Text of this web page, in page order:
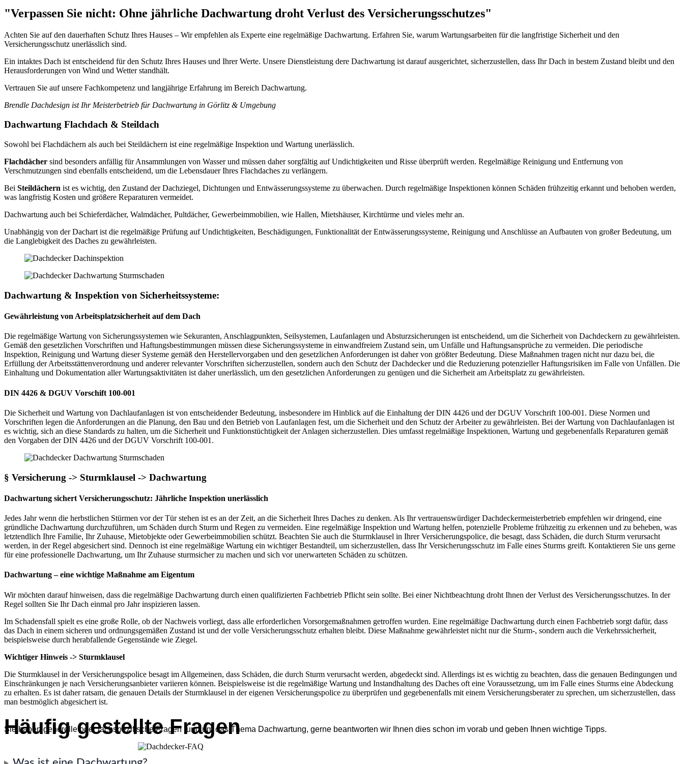
"Verpassen Sie nicht: Ohne jährliche Dachwartung droht Verlust des Versicherungsschutzes"
Achten Sie auf den dauerhaften Schutz Ihres Hauses – Wir empfehlen als Experte eine regelmäßige Dachwartung. Erfahren Sie, warum Wartungsarbeiten für die langfristige Sicherheit und den
Versicherungsschutz unerlässlich sind.
Ein intaktes Dach ist entscheidend für den Schutz Ihres Hauses und Ihrer Werte. Unsere Dienstleistung dere Dachwartung ist darauf ausgerichtet, sicherzustellen, dass Ihr Dach in bestem Zustand bleibt und den
Herausforderungen von Wind und Wetter standhält.
Vertrauen Sie auf unsere Fachkompetenz und langjährige Erfahrung im Bereich Dachwartung.
Brendle Dachdesign ist Ihr Meisterbetrieb für Dachwartung in Görlitz & Umgebung
Dachwartung Flachdach & Steildach
Sowohl bei Flachdächern als auch bei Steildächern ist eine regelmäßige Inspektion und Wartung unerlässlich.
Flachdächer sind besonders anfällig für Ansammlungen von Wasser und müssen daher sorgfältig auf Undichtigkeiten und Risse überprüft werden. Regelmäßige Reinigung und Entfernung von
Verschmutzungen sind ebenfalls entscheidend, um die Lebensdauer Ihres Flachdaches zu verlängern.
Bei Steildächern ist es wichtig, den Zustand der Dachziegel, Dichtungen und Entwässerungssysteme zu überwachen. Durch regelmäßige Inspektionen können Schäden frühzeitig erkannt und behoben werden,
was langfristig Kosten und größere Reparaturen vermeidet.
Dachwartung auch bei Schieferdächer, Walmdächer, Pultdächer, Gewerbeimmobilien, wie Hallen, Mietshäuser, Kirchtürme und vieles mehr an.
Unabhängig von der Dachart ist die regelmäßige Prüfung auf Undichtigkeiten, Beschädigungen, Funktionalität der Entwässerungssysteme, Reinigung und Anschlüsse an Aufbauten von großer Bedeutung, um
die Langlebigkeit des Daches zu gewährleisten.
Dachwartung & Inspektion von Sicherheitssysteme:
Gewährleistung von Arbeitsplatzsicherheit auf dem Dach
Die regelmäßige Wartung von Sicherungssystemen wie Sekuranten, Anschlagpunkten, Seilsystemen, Laufanlagen und Absturzsicherungen ist entscheidend, um die Sicherheit von Dachdeckern zu gewährleisten.
Gemäß den gesetzlichen Vorschriften und Haftungsbestimmungen müssen diese Sicherungssysteme in einwandfreiem Zustand sein, um Unfälle und Haftungsansprüche zu vermeiden. Die periodische
Inspektion, Reinigung und Wartung dieser Systeme gemäß den Herstellervorgaben und den gesetzlichen Anforderungen ist daher von größter Bedeutung. Diese Maßnahmen tragen nicht nur dazu bei, die
Erfüllung der Arbeitsstättenverordnung und anderer relevanter Vorschriften sicherzustellen, sondern auch den Schutz der Dachdecker und die Reduzierung potenzieller Haftungsrisiken im Falle von Unfällen. Die
Einhaltung und Dokumentation aller Wartungsaktivitäten ist daher unerlässlich, um den gesetzlichen Anforderungen zu genügen und die Sicherheit am Arbeitsplatz zu gewährleisten.
DIN 4426 & DGUV Vorschift 100-001
Die Sicherheit und Wartung von Dachlaufanlagen ist von entscheidender Bedeutung, insbesondere im Hinblick auf die Einhaltung der DIN 4426 und der DGUV Vorschrift 100-001. Diese Normen und
Vorschriften legen die Anforderungen an die Planung, den Bau und den Betrieb von Laufanlagen fest, um die Sicherheit und den Schutz der Arbeiter zu gewährleisten. Bei der Wartung von Dachlaufanlagen ist
es wichtig, sich an diese Standards zu halten, um die Sicherheit und Funktionstüchtigkeit der Anlagen sicherzustellen. Dies umfasst regelmäßige Inspektionen, Wartung und gegebenenfalls Reparaturen gemäß
den Vorgaben der DIN 4426 und der DGUV Vorschrift 100-001.
§ Versicherung -> Sturmklausel -> Dachwartung
Dachwartung sichert Versicherungsschutz: Jährliche Inspektion unerlässlich
Jedes Jahr wenn die herbstlichen Stürmen vor der Tür stehen ist es an der Zeit, an die Sicherheit Ihres Daches zu denken. Als Ihr vertrauenswürdiger Dachdeckermeisterbetrieb empfehlen wir dringend, eine
gründliche Dachwartung durchzuführen, um Schäden durch Sturm und Regen zu vermeiden. Eine regelmäßige Inspektion und Wartung helfen, potenzielle Probleme frühzeitig zu erkennen und zu beheben, was
letztendlich Ihre Familie, Ihr Zuhause, Mietobjekte oder Gewerbeimmobilien schützt. Beachten Sie auch die Sturmklausel in Ihrer Versicherungspolice, die besagt, dass Schäden, die durch Sturm verursacht
werden, in der Regel abgesichert sind. Dennoch ist eine regelmäßige Wartung ein wichtiger Bestandteil, um sicherzustellen, dass Ihr Versicherungsschutz im Falle eines Sturms greift. Kontaktieren Sie uns gerne
für eine professionelle Dachwartung, um Ihr Zuhause sturmsicher zu machen und sich vor unerwarteten Schäden zu schützen.
Dachwartung – eine wichtige Maßnahme am Eigentum
Wir möchten darauf hinweisen, dass die regelmäßige Dachwartung durch einen qualifizierten Fachbetrieb Pflicht sein sollte. Bei einer Nichtbeachtung droht Ihnen der Verlust des Versicherungsschutzes. In der
Regel sollten Sie Ihr Dach einmal pro Jahr inspizieren lassen.
Im Schadensfall spielt es eine große Rolle, ob der Nachweis vorliegt, dass alle erforderlichen Vorsorgemaßnahmen getroffen wurden. Eine regelmäßige Dachwartung durch einen Fachbetrieb sorgt dafür, dass
das Dach in einem sicheren und ordnungsgemäßen Zustand ist und der volle Versicherungsschutz erhalten bleibt. Diese Maßnahme gewährleistet nicht nur die Sturm-, sondern auch die Verkehrssicherheit,
beispielsweise durch herabfallende Gegenstände wie Ziegel.
Wichtiger Hinweis -> Sturmklausel
Die Sturmklausel in der Versicherungspolice besagt im Allgemeinen, dass Schäden, die durch Sturm verursacht werden, abgedeckt sind. Allerdings ist es wichtig zu beachten, dass die genauen Bedingungen und
Einschränkungen je nach Versicherungsanbieter variieren können. Beispielsweise ist die regelmäßige Wartung und Instandhaltung des Daches oft eine Voraussetzung, um im Falle eines Sturms eine Abdeckung
zu erhalten. Es ist daher ratsam, die genauen Details der Sturmklausel in der eigenen Versicherungspolice zu überprüfen und gegebenenfalls mit einem Versicherungsberater zu sprechen, um sicherzustellen, dass
man bestmöglich abgesichert ist.
Häufig gestellte Fragen
Sie haben generelle oder fachspezifische Fragen rund um das Thema Dachwartung, gerne beantworten wir Ihnen dies schon im vorab und geben Ihnen wichtige Tipps.